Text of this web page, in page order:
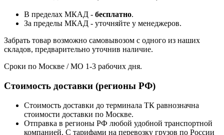
В пределах МКАД - бесплатно.
За пределы МКАД - уточняйте у менеджеров.
Забрать товар возможно самовывозом с одного из наших
складов, предварительно уточнив наличие.
Сроки по Москве / МО 1-3 рабочих дня.
Стоимость доставки (регионы РФ)
Стоимость доставки до терминала ТК равнозначна
стоимости доставки по Москве.
Отправка в регионы РФ любой удобной транспортной
компанией. С тарифами на перевозку грузов по России